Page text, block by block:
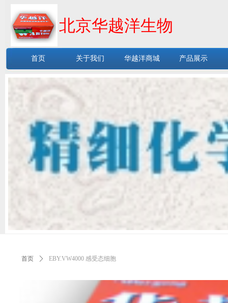
北京华越洋生物
首页 关于我们 华越洋商城 产品展示
首页 ꄲ EBY.VW4000 感受态细胞